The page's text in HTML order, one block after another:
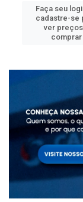
Faça seu
cadastre-se
ver
comprar